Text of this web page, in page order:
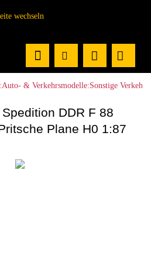
& Verkehrsmodelle:Sonstige
DDR F 88
Plane H0 1:87